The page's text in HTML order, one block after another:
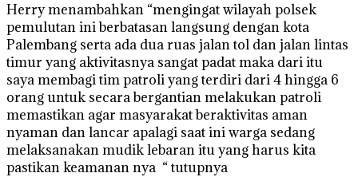
Herry menambahkan “mengingat wilayah polsek
pemulutan ini berbatasan langsung dengan kota
Palembang serta ada dua ruas jalan tol dan jalan lintas
timur yang aktivitasnya sangat padat maka dari itu
saya membagi tim patroli yang terdiri dari 4 hingga 6
orang untuk secara bergantian melakukan patroli
memastikan agar masyarakat beraktivitas aman
nyaman dan lancar apalagi saat ini warga sedang
melaksanakan mudik lebaran itu yang harus kita
pastikan keamanan nya “ tutupnya